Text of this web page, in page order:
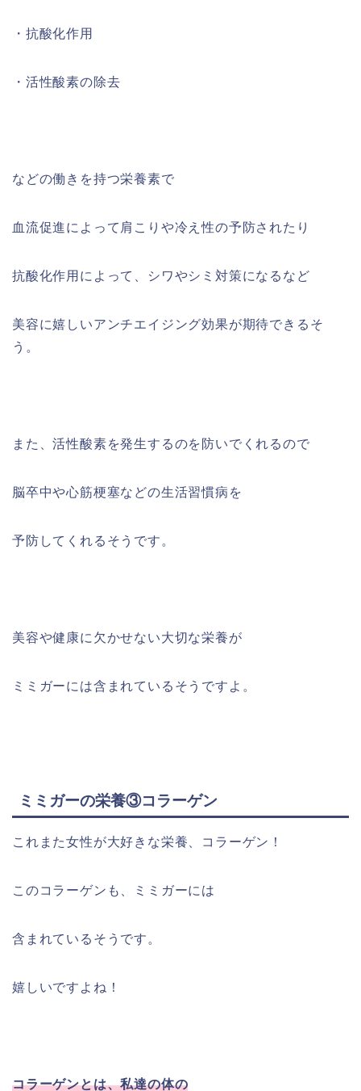
・ 抗酸化作用
・ 活性酸素の除去
などの働きを持つ栄養素で
血流促進によって肩こりや冷え性の予防されたり
抗酸化作用によって、シワやシミ対策になるなど
美容に嬉しいアンチエイジング効果が期待できるそ
う。
また、活性酸素を発生するのを防いでくれるので
脳卒中や心筋梗塞などの生活習慣病を
予防してくれるそうです。
美容や健康に欠かせない大切な栄養が
ミミガーには含まれているそうですよ。
ミミガーの栄養③コラーゲン
これまた女性が大好きな栄養、コラーゲン！
このコラーゲンも、ミミガーには
含まれているそうです。
嬉しいですよね！
コラーゲンとは、私達の体の